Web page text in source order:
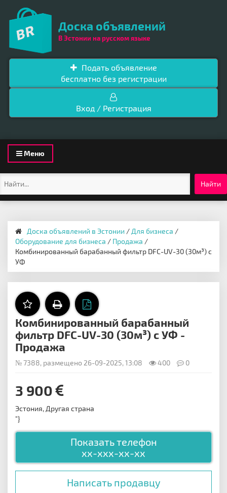
Доска объявлений
В Эстонии на русском языке
Подать объявление
бесплатно без регистрации
Вход / Регистрация
Toggle
navigation
Меню
Найти
Доска объявлений в Эстонии / Для бизнеса /
Оборудование для бизнеса / Продажа /
Комбинированный барабанный фильтр DFC-UV-30 (30м³) с
УФ
Комбинированный барабанный
фильтр DFC-UV-30 (30м³) с УФ -
Продажа
№ 7388, размещено 26-09-2025, 13:08 400 0
3 900
Эстония, Другая страна
"}
Показать телефон
xx-xxx-xx-xx
Написать продавцу